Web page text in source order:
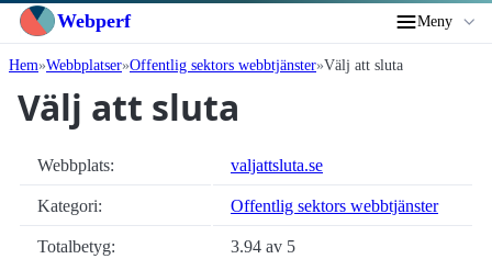
Webperf Meny
Hem Webbplatser Offentlig sektors webbtjänster Välj att sluta
Välj att sluta
Webbplats: valjattsluta.se
Kategori: Offentlig sektors webbtjänster
Totalbetyg: 3.94 av 5